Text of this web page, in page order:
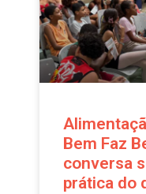
Bem Faz
conversa
prática do